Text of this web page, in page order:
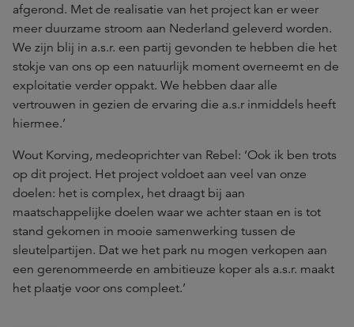
afgerond. Met de realisatie van het project kan er weer
meer duurzame stroom aan Nederland geleverd worden.
We zijn blij in a.s.r. een partij gevonden te hebben die het
stokje van ons op een natuurlijk moment overneemt en de
exploitatie verder oppakt. We hebben daar alle
vertrouwen in gezien de ervaring die a.s.r inmiddels heeft
hiermee.’
Wout Korving, medeoprichter van Rebel: ‘Ook ik ben trots
op dit project. Het project voldoet aan veel van onze
doelen: het is complex, het draagt bij aan
maatschappelijke doelen waar we achter staan en is tot
stand gekomen in mooie samenwerking tussen de
sleutelpartijen. Dat we het park nu mogen verkopen aan
een gerenommeerde en ambitieuze koper als a.s.r. maakt
het plaatje voor ons compleet.’